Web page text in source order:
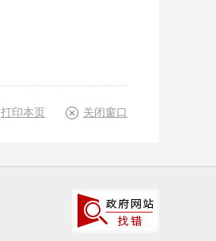
打印本页 关闭窗口